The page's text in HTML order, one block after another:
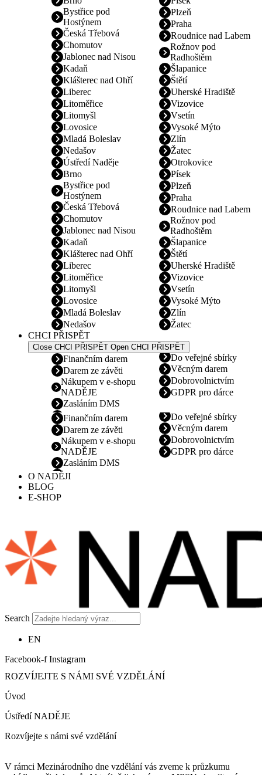
Bystřice pod
Hostýnem
Česká Třebová
Chomutov
Jablonec nad Nisou
Kadaň
Klášterec nad Ohří
Liberec
Litoměřice
Litomyšl
Lovosice
Mladá Boleslav
Nedašov
Plzeň
Praha
Roudnice nad Labem
Rožnov pod
Radhoštěm
Šlapanice
Štětí
Uherské Hradiště
Vizovice
Vsetín
Vysoké Mýto
Zlín
Žatec
Ústředí Naděje
Brno
Bystřice pod
Hostýnem
Česká Třebová
Chomutov
Jablonec nad Nisou
Kadaň
Klášterec nad Ohří
Liberec
Litoměřice
Litomyšl
Lovosice
Mladá Boleslav
Nedašov
Otrokovice
Písek
Plzeň
Praha
Roudnice nad Labem
Rožnov pod
Radhoštěm
Šlapanice
Štětí
Uherské Hradiště
Vizovice
Vsetín
Vysoké Mýto
Zlín
Žatec
CHCI PŘISPĚT
Close CHCI PŘISPĚT Open CHCI PŘISPĚT
Finančním darem
Darem ze závěti
Nákupem v e-shopu
NADĚJE
Zasláním DMS
Do veřejné sbírky
Věcným darem
Dobrovolnictvím
GDPR pro dárce
Finančním darem
Darem ze závěti
Nákupem v e-shopu
NADĚJE
Zasláním DMS
Do veřejné sbírky
Věcným darem
Dobrovolnictvím
GDPR pro dárce
O NADĚJI
BLOG
E-SHOP
Search
EN
Facebook-f Instagram
ROZVÍJEJTE S NÁMI SVÉ VZDĚLÁNÍ
Úvod
Ústředí NADĚJE
Rozvíjejte s námi své vzdělání
V rámci Mezinárodního dne vzdělání vás zveme k průzkumu